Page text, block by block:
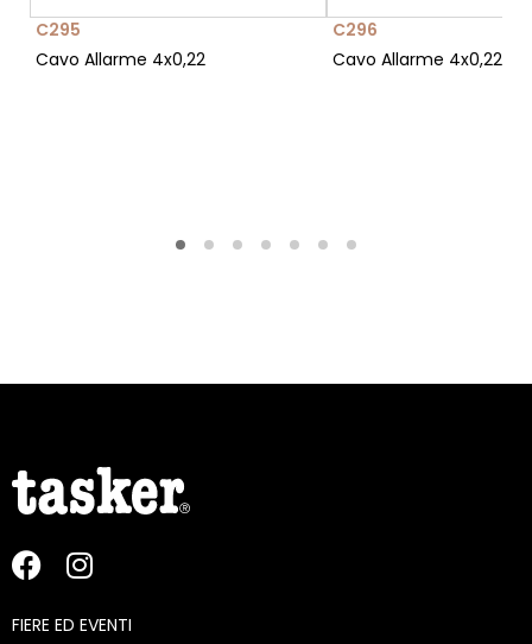
C295
Cavo Allarme 4x0,22
C296
Cavo Allarme 4x0,22 +
FIERE ED EVENTI